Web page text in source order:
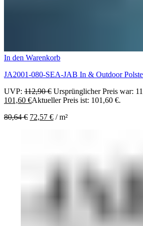
In den Warenkorb
JA2001-080-SEA-JAB In & Outdoor
UVP: 112,90€ Ursprünglicher Preis war:
101,60 €Aktueller Preis ist: 101,60 €.
80,64€ 72,57 € /m²